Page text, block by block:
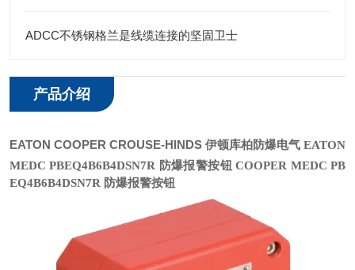
ADCC不锈钢格兰是线缆连接的坚固卫士
产品介绍
EATON COOPER CROUSE-HINDS 伊顿库柏防爆电气 EATON
MEDCPBEQ4B6B4DSN7R 防爆报警按钮COOPER MEDCPB
EQ4B6B4DSN7R 防爆报警按钮